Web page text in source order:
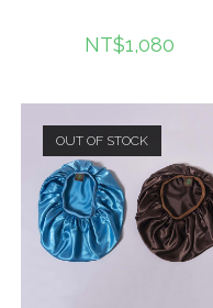
NT$1,080
OUT OF STOCK